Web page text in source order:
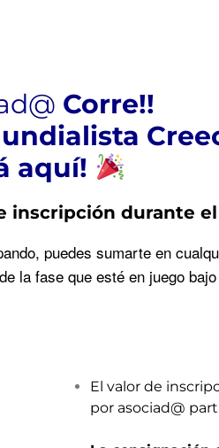
Corre!!
aquí!
inscripción durante
puedes sumarte en
la fase que esté en juego
El valor de
por asociad@